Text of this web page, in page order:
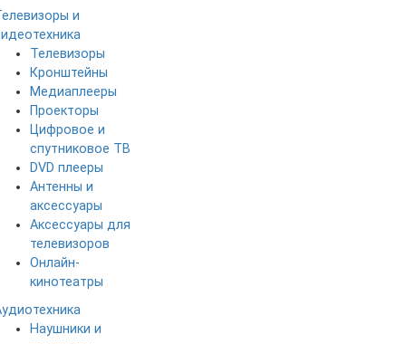
и
Телевизоры
Кронштейны
Медиаплееры
Проекторы
Цифровое и
спутниковое ТВ
DVD плееры
Антенны и
аксессуары
Аксессуары для
телевизоров
Онлайн-
кинотеатры
Наушники и